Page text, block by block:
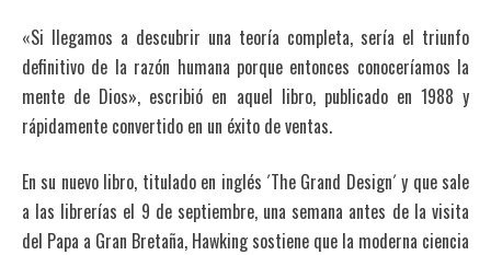
«Si llegamos a descubrir una teoría completa, sería el triunfo
definitivo de la razón humana porque entonces conoceríamos la
mente de Dios», escribió en aquel libro, publicado en 1988 y
rápidamente convertido en un éxito de ventas.
En su nuevo libro, titulado en inglés ´The Grand Design´ y que sale
a las librerías el 9 de septiembre, una semana antes de la visita
del Papa a Gran Bretaña, Hawking sostiene que la moderna ciencia